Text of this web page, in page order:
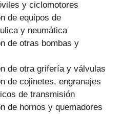
y ciclomotores
de equipos de
y neumática
de otras bombas y
de otra grifería y válvulas
de cojinetes, engranajes
de transmisión
de hornos y quemadores